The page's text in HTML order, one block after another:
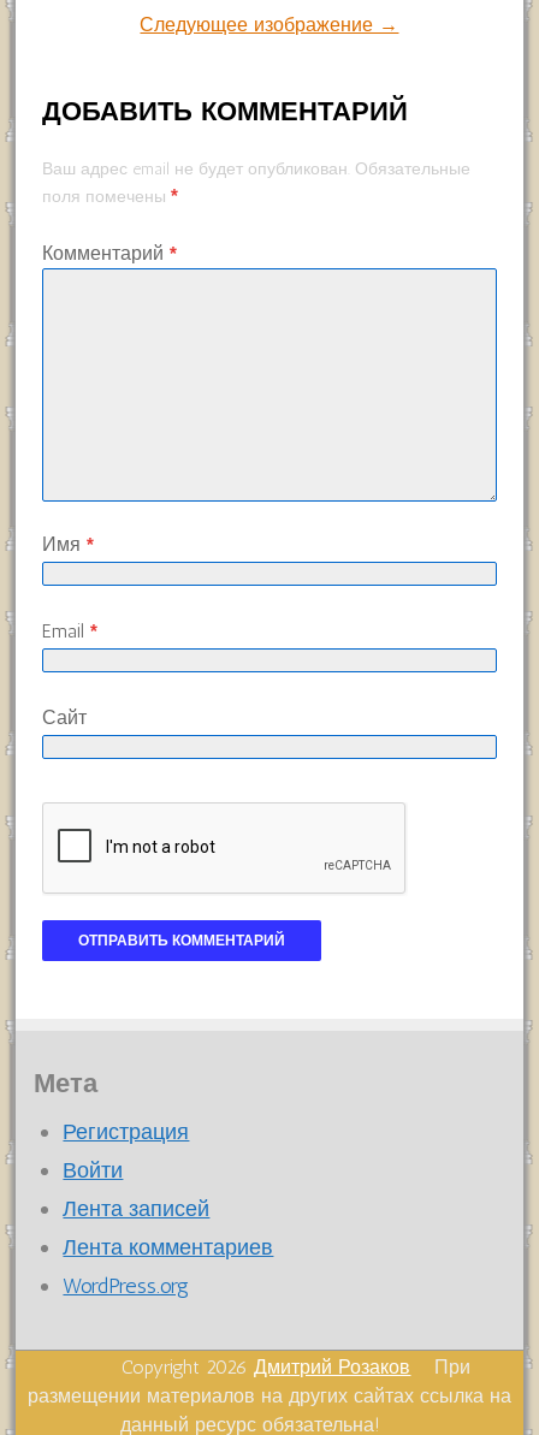
Следующее изображение →
ДОБАВИТЬ КОММЕНТАРИЙ
Ваш адрес email не будет опубликован. Обязательные
поля помечены *
Комментарий *
Имя *
Email *
Сайт
Мета
Регистрация
Войти
Лента записей
Лента комментариев
WordPress.org
Copyright 2026Дмитрий Розаков При
размещении материалов на других сайтах ссылка на
данный ресурс обязательна!